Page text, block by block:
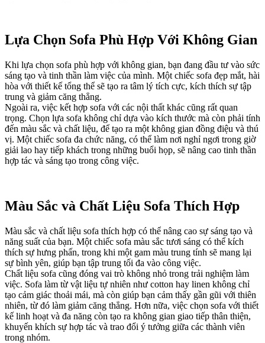
Lựa Chọn Sofa Phù Hợp Với Không Gian
Khi lựa chọn sofa phù hợp với không gian, bạn đang đầu tư vào sức
sáng tạo và tinh thần làm việc của mình. Một chiếc sofa đẹp mắt, hài
hòa với thiết kế tổng thể sẽ tạo ra tâm lý tích cực, kích thích sự tập
trung và giảm căng thẳng.
Ngoài ra, việc kết hợp sofa với các nội thất khác cũng rất quan
trọng. Chọn lựa sofa không chỉ dựa vào kích thước mà còn phải tính
đến màu sắc và chất liệu, để tạo ra một không gian đồng điệu và thú
vị. Một chiếc sofa đa chức năng, có thể làm nơi nghỉ ngơi trong giờ
giải lao hay tiếp khách trong những buổi họp, sẽ nâng cao tinh thần
hợp tác và sáng tạo trong công việc.
Màu Sắc và Chất Liệu Sofa Thích Hợp
Màu sắc và chất liệu sofa thích hợp có thể nâng cao sự sáng tạo và
năng suất của bạn. Một chiếc sofa màu sắc tươi sáng có thể kích
thích sự hưng phấn, trong khi một gam màu trung tính sẽ mang lại
sự bình yên, giúp bạn tập trung tối đa vào công việc.
Chất liệu sofa cũng đóng vai trò không nhỏ trong trải nghiệm làm
việc. Sofa làm từ vật liệu tự nhiên như cotton hay linen không chỉ
tạo cảm giác thoải mái, mà còn giúp bạn cảm thấy gần gũi với thiên
nhiên, từ đó làm giảm căng thẳng. Hơn nữa, việc chọn sofa với thiết
kế linh hoạt và đa năng còn tạo ra không gian giao tiếp thân thiện,
khuyến khích sự hợp tác và trao đổi ý tưởng giữa các thành viên
trong nhóm.